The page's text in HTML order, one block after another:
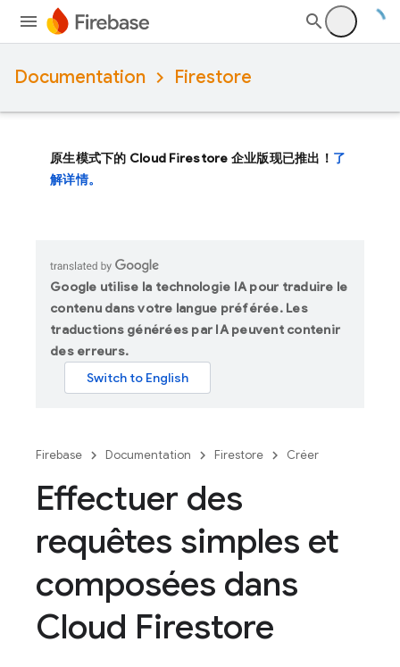
Documentation Firestore
原生模式下的 Cloud Firestore 企业版现已推出！ 了
解详情。
Google utilise la technologie IA pour traduire le
contenu dans votre langue préférée. Les
traductions générées par IA peuvent contenir
des erreurs.
Firebase Documentation Firestore Créer
Effectuer des
requêtes simples et
composées dans
Cloud Firestore